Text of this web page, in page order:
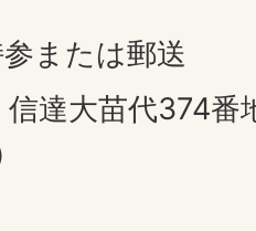
または郵送
達大苗代374番